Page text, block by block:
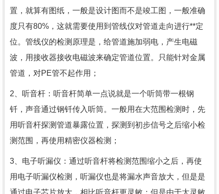
置，就算有图纸，一般是设计图而不是竣工图，一般准确
度只有80%，这就需要使用到管线仪对管道走向进行**定
位。管线仪的检测原理是，给管道施加弱电，产生电磁
波，用接收器接收电磁波来确定管道位置。只能针对金属
管道，对PE管不起作用；
2、听音杆：听音杆简单一点说就是一个听筒带一根钢
钎，声音通过钢钎传入听筒。一般用在大范围检测时，先
用听音杆探测管道暴露位置，探测到初步信号之后缩小检
测范围，再使用精密仪器检测；
3、电子听漏仪：通过听音杆将检测范围缩小之后，再使
用电子听漏仪检测，听漏仪也是将漏水声音放大，但是是
通过电子芯片放大，相比听音杆更灵敏；但是由于太灵敏